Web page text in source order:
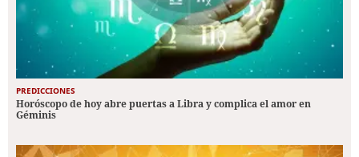
PREDICCIONES
Horóscopo de hoy abre puertas a Libra y complica el amor en
Géminis